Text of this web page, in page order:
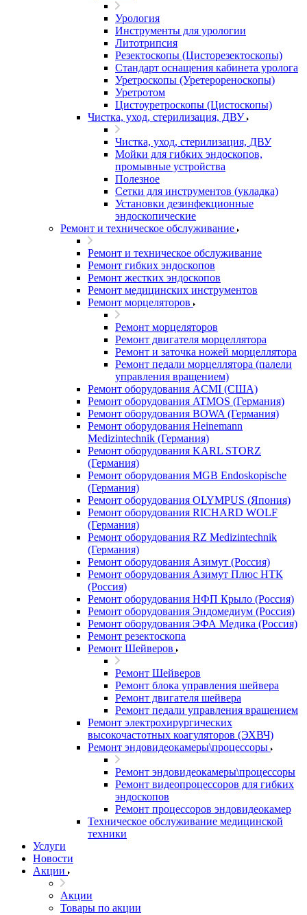
Урология
Инструменты для урологии
Литотрипсия
Резектоскопы (Цисторезектоскопы)
Стандарт оснащения кабинета уролога
Уретроскопы (Уретерореноскопы)
Уретротом
Цистоуретроскопы (Цистоскопы)
Чистка, уход, стерилизация, ДВУ
Чистка, уход, стерилизация, ДВУ
Мойки для гибких эндоскопов,
промывные устройства
Полезное
Сетки для инструментов (укладка)
Установки дезинфекционные
эндоскопические
Ремонт и техническое обслуживание
Ремонт и техническое обслуживание
Ремонт гибких эндоскопов
Ремонт жестких эндоскопов
Ремонт медицинских инструментов
Ремонт морцеляторов
Ремонт морцеляторов
Ремонт двигателя морцеллятора
Ремонт и заточка ножей морцеллятора
Ремонт педали морцеллятора (палели
управления вращением)
Ремонт оборудования ACMI (США)
Ремонт оборудования ATMOS (Германия)
Ремонт оборудования BOWA (Германия)
Ремонт оборудования Heinemann
Medizintechnik (Германия)
Ремонт оборудования KARL STORZ
(Германия)
Ремонт оборудования MGB Endoskopische
(Германия)
Ремонт оборудования OLYMPUS (Япония)
Ремонт оборудования RICHARD WOLF
(Германия)
Ремонт оборудования RZ Medizintechnik
(Германия)
Ремонт оборудования Азимут (Россия)
Ремонт оборудования Азимут Плюс НТК
(Россия)
Ремонт оборудования НФП Крыло (Россия)
Ремонт оборудования Эндомедиум (Россия)
Ремонт оборудования ЭФА Медика (Россия)
Ремонт резектоскопа
Ремонт Шейверов
Ремонт Шейверов
Ремонт блока управления шейвера
Ремонт двигателя шейвера
Ремонт педали управления вращением
Ремонт электрохирургических
высокочастотных коагуляторов (ЭХВЧ)
Ремонт эндовидеокамеры\процессоры
Ремонт эндовидеокамеры\процессоры
Ремонт видеопроцессоров для гибких
эндоскопов
Ремонт процессоров эндовидеокамер
Техническое обслуживание медицинской
техники
Услуги
Новости
Акции
Акции
Товары по акции